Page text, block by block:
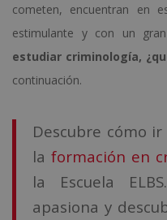
cometen, encuentran en
estimulante y con un
estudiar criminología,
continuación.
Descubre cómo
la formación en
la Escuela
apasiona y